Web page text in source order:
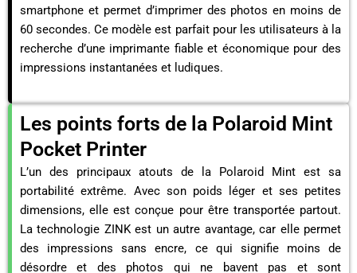
smartphone et permet d’imprimer des photos en moins de
60 secondes. Ce modèle est parfait pour les utilisateurs à la
recherche d’une imprimante fiable et économique pour des
impressions instantanées et ludiques.
Les points forts de la Polaroid Mint
Pocket Printer
L’un des principaux atouts de la Polaroid Mint est sa
portabilité extrême. Avec son poids léger et ses petites
dimensions, elle est conçue pour être transportée partout.
La technologie ZINK est un autre avantage, car elle permet
des impressions sans encre, ce qui signifie moins de
désordre et des photos qui ne bavent pas et sont